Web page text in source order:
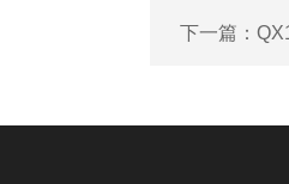
下一篇：